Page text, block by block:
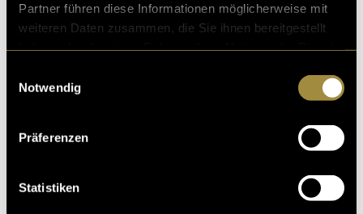
Partner führen diese Informationen möglicherweise mit
weiteren Daten zusammen, die Sie ihnen bereitgestellt
Notwendig
Präferenzen
Statistiken